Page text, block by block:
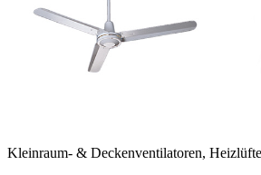
Kleinraum- & Deckenventilatoren,